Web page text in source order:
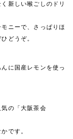
新しい喉ごしのドリ
ニーで、さっぱりほ
どうぞ。
に国産レモンを使っ
の「大阪茶会
です。